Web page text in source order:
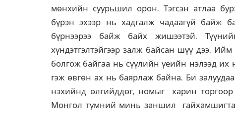
мөнхийн суурьшил орон. Тэгсэн атлаа
бүрэн эхээр нь хадгалж чадаагүй
бүрнээрээ байж байх жишээтэй.
хүндэтгэлтэйгээр залж байсан шүү дээ.
болгож байгаа нь сүүлийн үеийн нэлээд их
гэж өвгөн ах нь баярлаж байна. Би
нэхийнд өлгийддөг, номыг харин торгоор
Монгол түмний минь заншил